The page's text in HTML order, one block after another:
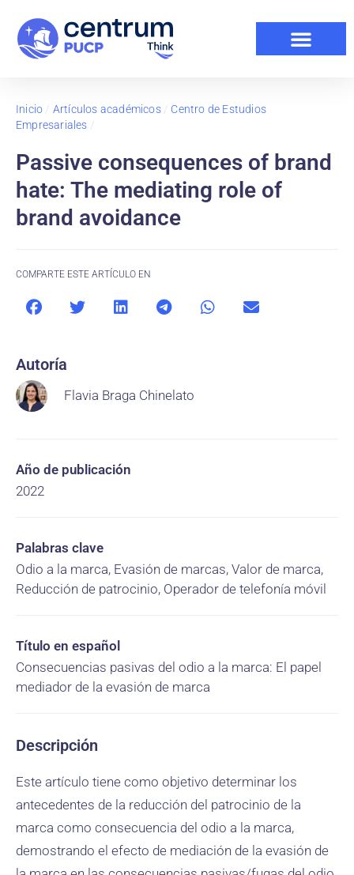
Inicio / Artículos académicos/ Centro de Estudios
Empresariales /
Passive consequences of brand
hate: The mediating role of
brand avoidance
COMPARTE ESTE ARTÍCULO EN
Autoría
Flavia Braga Chinelato
Año de publicación
2022
Palabras clave
Odio a la marca, Evasión de marcas, Valor de marca,
Reducción de patrocinio, Operador de telefonía móvil
Título en español
Consecuencias pasivas del odio a la marca: El papel
mediador de la evasión de marca
Descripción
Este artículo tiene como objetivo determinar los
antecedentes de la reducción del patrocinio de la
marca como consecuencia del odio a la marca,
demostrando el efecto de mediación de la evasión de